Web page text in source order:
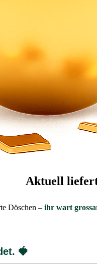
Aktuell
Döschen – ihr wart
🍓